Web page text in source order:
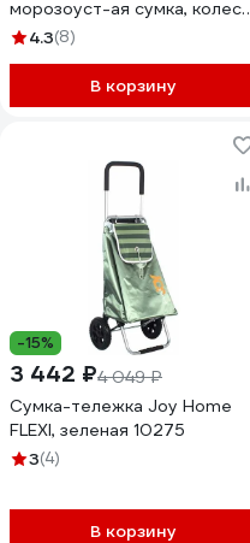
морозоуст-ая сумка, колеса
ПВХ 14,5см, КЛЕТКА 30-07-
4.3(8)
В корзину
-15%
3 442 ₽4 049 ₽
Сумка-тележка Joy Home
FLEXI, зеленая 10275
3(4)
В корзину